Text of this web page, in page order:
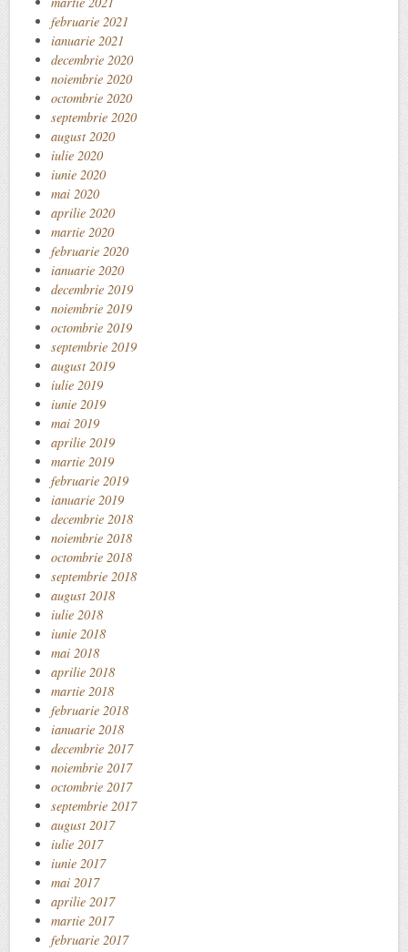
februarie 2021
ianuarie 2021
decembrie 2020
noiembrie 2020
octombrie 2020
septembrie 2020
august 2020
iulie 2020
iunie 2020
mai 2020
aprilie 2020
martie 2020
februarie 2020
ianuarie 2020
decembrie 2019
noiembrie 2019
octombrie 2019
septembrie 2019
august 2019
iulie 2019
iunie 2019
mai 2019
aprilie 2019
martie 2019
februarie 2019
ianuarie 2019
decembrie 2018
noiembrie 2018
octombrie 2018
septembrie 2018
august 2018
iulie 2018
iunie 2018
mai 2018
aprilie 2018
martie 2018
februarie 2018
ianuarie 2018
decembrie 2017
noiembrie 2017
octombrie 2017
septembrie 2017
august 2017
iulie 2017
iunie 2017
mai 2017
aprilie 2017
martie 2017
februarie 2017